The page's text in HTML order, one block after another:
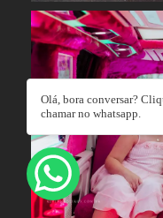
Olá, bora conversar?
chamar no whatsapp.